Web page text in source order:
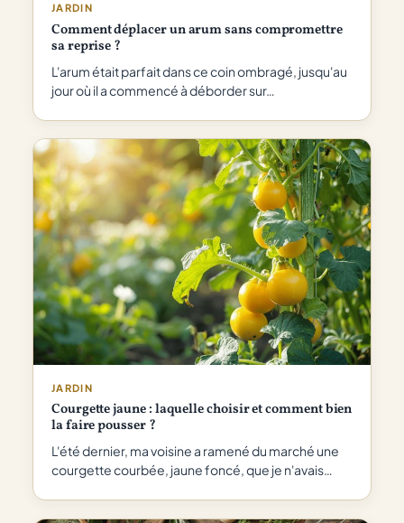
JARDIN
Comment déplacer un arum sans compromettre
sa reprise ?
L'arum était parfait dans ce coin ombragé, jusqu'au
jour où il a commencé à déborder sur…
JARDIN
Courgette jaune : laquelle choisir et comment bien
la faire pousser ?
L'été dernier, ma voisine a ramené du marché une
courgette courbée, jaune foncé, que je n'avais…